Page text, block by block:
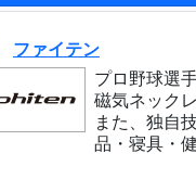
ファイテン
プロ野球選
磁気ネック
また、独自
品・寝具・